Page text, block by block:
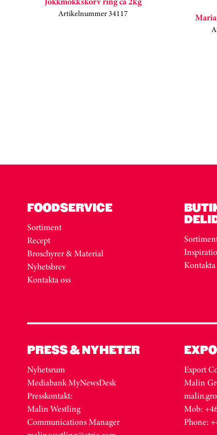
Artikelnummer 34117
FOODSERVICE
Sortiment
Recept
Broschyrer & Material
Nyhetsbrev
Kontakta oss
Kontakta
PRESS & NYHETER
Nyhetsrum
Mediabank MyNewsDesk
Presskontakt:
Malin Westling
Communications Manager
Export
Malin
Mob:
Phone: